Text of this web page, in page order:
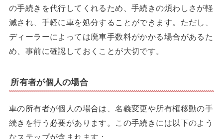
の手続きを代行してくれるため、手続きの煩わしさが軽
減され、手軽に車を処分することができます。ただし、
ディーラーによっては廃車手数料がかかる場合があるた
め、事前に確認しておくことが大切です。
所有者が個人の場合
車の所有者が個人の場合は、名義変更や所有権移動の手
続きを行う必要があります。この手続きには以下のよう
なステップが含まれます：